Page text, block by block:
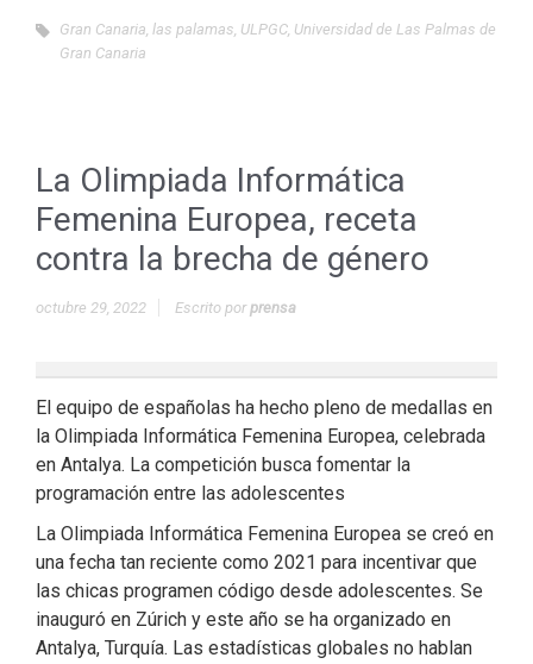
Gran Canaria, las palamas, ULPGC, Universidad de Las Palmas de
Gran Canaria
La Olimpiada Informática
Femenina Europea, receta
contra la brecha de género
octubre 29, 2022 Escrito porprensa
El equipo de españolas ha hecho pleno de medallas en
la Olimpiada Informática Femenina Europea, celebrada
en Antalya. La competición busca fomentar la
programación entre las adolescentes
La Olimpiada Informática Femenina Europea se creó en
una fecha tan reciente como 2021 para incentivar que
las chicas programen código desde adolescentes. Se
inauguró en Zúrich y este año se ha organizado en
Antalya, Turquía. Las estadísticas globales no hablan